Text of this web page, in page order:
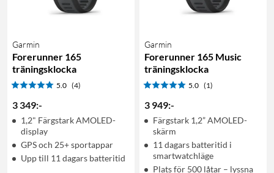
Garmin
Forerunner 165
träningsklocka
5.0 (4)
3 349:-
1,2" Färgstark AMOLED-
display
GPS och 25+ sportappar
Upp till 11 dagars batteritid
Garmin
Forerunner 165 Music
träningsklocka
5.0 (1)
3 949:-
Färgstark 1,2” AMOLED-
skärm
11 dagars batteritid i
smartwatchläge
Plats för 500 låtar – lyssna